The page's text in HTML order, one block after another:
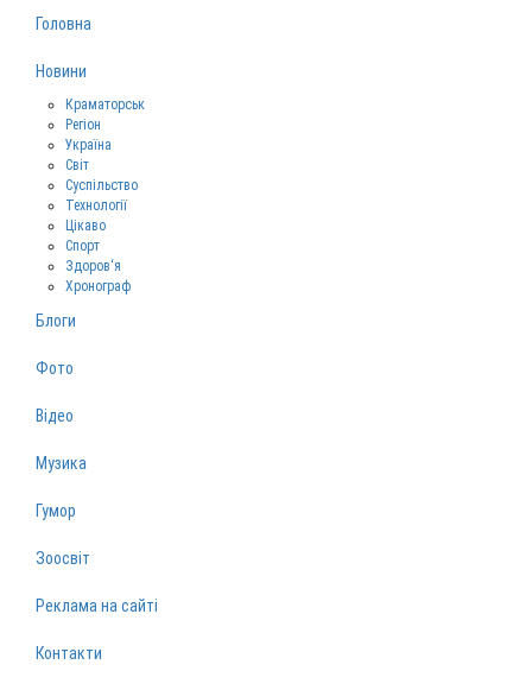
Головна
Новини
Краматорськ
Регіон
Україна
Світ
Суспільство
Технології
Цікаво
Спорт
Здоров‘я
Хронограф
Блоги
Фото
Відео
Музика
Гумор
Зоосвіт
Реклама на сайті
Контакти